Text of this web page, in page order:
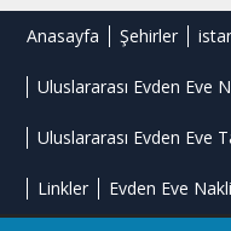
Anasayfa Şehirler
Uluslararası Evden Eve
Uluslararası Evden Eve
Linkler Evden Eve